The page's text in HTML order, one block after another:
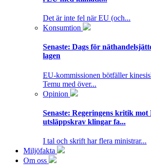
Det är inte fel när EU (och...
Konsumtion
Senaste: Dags för
lagen
EU-kommissionen bötfäller
Temu med över...
Opinion
Senaste: Regeringens kritik mot
utsläppskrav klingar fa...
I tal och skrift har flera ministrar...
Miljöfakta
Om oss